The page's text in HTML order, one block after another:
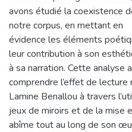
avons étudié la coexistence
notre corpus, en mettant en
évidence les éléments
leur contribution à son
à sa narration. Cette analyse
comprendre l’effet de lecture
Lamine Benallou à travers
jeux de miroirs et de la mise
abîme tout au long de son